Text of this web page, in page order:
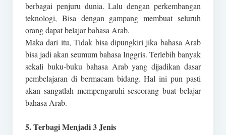
berbagai penjuru dunia. Lalu dengan perkembangan
teknologi, Bisa dengan gampang membuat seluruh
orang dapat belajar bahasa Arab.
Maka dari itu, Tidak bisa dipungkiri jika bahasa Arab
bisa jadi akan seumum bahasa Inggris. Terlebih banyak
sekali buku-buku bahasa Arab yang dijadikan dasar
pembelajaran di bermacam bidang. Hal ini pun pasti
akan sangatlah mempengaruhi seseorang buat belajar
bahasa Arab.
5. Terbagi Menjadi 3 Jenis